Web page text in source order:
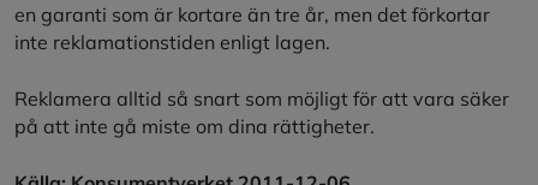
en garanti som är kortare än tre år, men det förkortar
inte reklamationstiden enligt lagen.
Reklamera alltid så snart som möjligt för att vara säker
på att inte gå miste om dina rättigheter.